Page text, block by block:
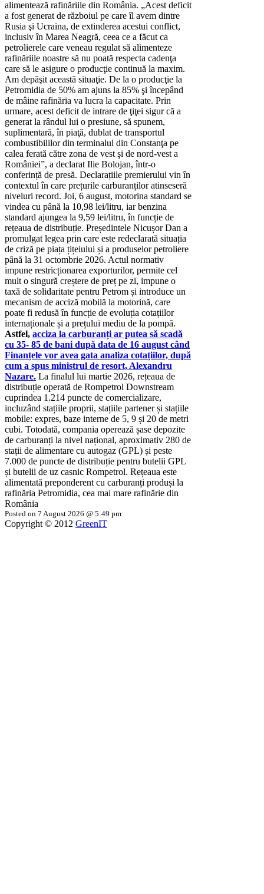
alimentează rafinăriile din România. „Acest deficit
a fost generat de războiul pe care îl avem dintre
Rusia şi Ucraina, de extinderea acestui conflict,
inclusiv în Marea Neagră, ceea ce a făcut ca
petrolierele care veneau regulat să alimenteze
rafinăriile noastre să nu poată respecta cadenţa
care să le asigure o producţie continuă la maxim.
Am depăşit această situaţie. De la o producţie la
Petromidia de 50% am ajuns la 85% şi începând
de mâine rafinăria va lucra la capacitate. Prin
urmare, acest deficit de intrare de ţiţei sigur că a
generat la rândul lui o presiune, să spunem,
suplimentară, în piaţă, dublat de transportul
combustibililor din terminalul din Constanţa pe
calea ferată către zona de vest şi de nord-vest a
României”, a declarat Ilie Bolojan, într-o
conferință de presă. Declarațiile premierului vin în
contextul în care prețurile carburanților atinseseră
niveluri record. Joi, 6 august, motorina standard se
vindea cu până la 10,98 lei/litru, iar benzina
standard ajungea la 9,59 lei/litru, în funcție de
rețeaua de distribuție. Președintele Nicușor Dan a
promulgat legea prin care este redeclarată situația
de criză pe piața țițeiului și a produselor petroliere
până la 31 octombrie 2026. Actul normativ
impune restricționarea exporturilor, permite cel
mult o singură creștere de preț pe zi, impune o
taxă de solidaritate pentru Petrom și introduce un
mecanism de acciză mobilă la motorină, care
poate fi redusă în funcție de evoluția cotațiilor
internaționale și a prețului mediu de la pompă.
Astfel, acciza la carburanți ar putea să scadă
cu 35- 85 de bani după data de 16 august când
Finanțele vor avea gata analiza cotațiilor, după
cum a spus ministrul de resort, Alexandru
Nazare. La finalul lui martie 2026, rețeaua de
distribuție operată de Rompetrol Downstream
cuprindea 1.214 puncte de comercializare,
incluzând stațiile proprii, stațiile partener și stațiile
mobile: expres, baze interne de 5, 9 și 20 de metri
cubi. Totodată, compania operează șase depozite
de carburanți la nivel național, aproximativ 280 de
stații de alimentare cu autogaz (GPL) și peste
7.000 de puncte de distribuție pentru butelii GPL
și butelii de uz casnic Rompetrol. Rețeaua este
alimentată preponderent cu carburanți produși la
rafinăria Petromidia, cea mai mare rafinărie din
România
Posted on 7 August 2026 @ 5:49 pm
Copyright © 2012 GreenIT